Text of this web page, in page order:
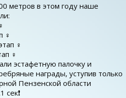
метров в этом году наше
‍♀
‍♀
‍♀
эстафетную палочку и
награды, уступив только
Пензенской области